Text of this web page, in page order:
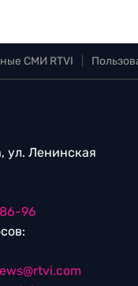
СМИ RTVI
ул. Ленинская
96